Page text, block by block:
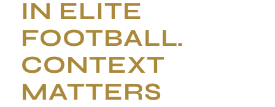
IN ELITE
FOOTBALL.
CONTEXT
MATTERS